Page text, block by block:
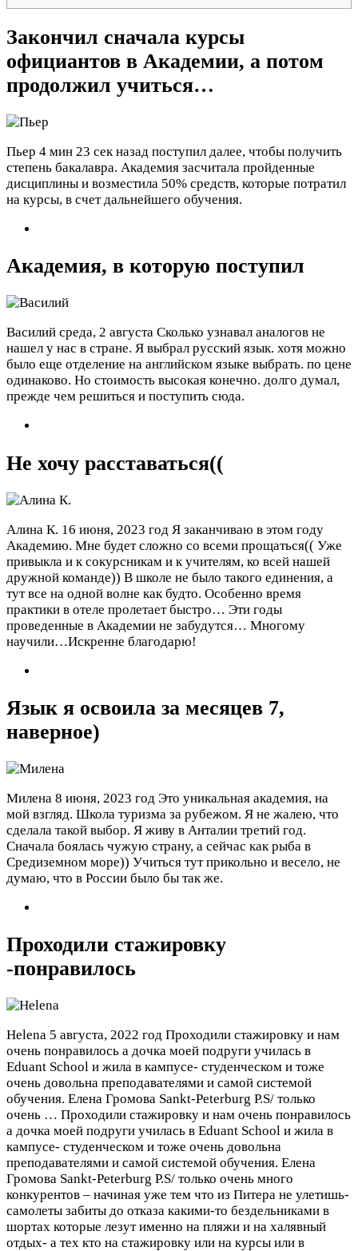
Закончил сначала курсы
официантов в Академии, а потом
продолжил учиться…
Пьер 4 мин 23 сек назад поступил далее, чтобы получить
степень бакалавра. Академия засчитала пройденные
дисциплины и возместила 50% средств, которые потратил
на курсы, в счет дальнейшего обучения.
Академия, в которую поступил
Василий среда, 2 августа Сколько узнавал аналогов не
нашел у нас в стране. Я выбрал русский язык. хотя можно
было еще отделение на английском языке выбрать. по цене
одинаково. Но стоимость высокая конечно. долго думал,
прежде чем решиться и поступить сюда.
Не хочу расставаться((
Алина К. 16 июня, 2023 год Я заканчиваю в этом году
Академию. Мне будет сложно со всеми прощаться(( Уже
привыкла и к сокурсникам и к учителям, ко всей нашей
дружной команде)) В школе не было такого единения, а
тут все на одной волне как будто. Особенно время
практики в отеле пролетает быстро… Эти годы
проведенные в Академии не забудутся… Многому
научили…Искренне благодарю!
Язык я освоила за месяцев 7,
наверное)
Милена 8 июня, 2023 год Это уникальная академия, на
мой взгляд. Школа туризма за рубежом. Я не жалею, что
сделала такой выбор. Я живу в Анталии третий год.
Сначала боялась чужую страну, а сейчас как рыба в
Средиземном море)) Учиться тут прикольно и весело, не
думаю, что в России было бы так же.
Проходили стажировку
-понравилось
Helena 5 августа, 2022 год Проходили стажировку и нам
очень понравилось а дочка моей подруги училась в
Eduant School и жила в кампусе- студенческом и тоже
очень довольна преподавателями и самой системой
обучения. Елена Громова Sankt-Peterburg P.S/ только
очень … Проходили стажировку и нам очень понравилось
а дочка моей подруги училась в Eduant School и жила в
кампусе- студенческом и тоже очень довольна
преподавателями и самой системой обучения. Елена
Громова Sankt-Peterburg P.S/ только очень много
конкурентов – начиная уже тем что из Питера не улетишь-
самолеты забиты до отказа какими-то бездельниками в
шортах которые лезут именно на пляжи и на халявный
отдых- а тех кто на стажировку или на курсы или в